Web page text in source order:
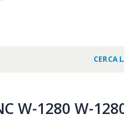
CERCA
W-1280 W-